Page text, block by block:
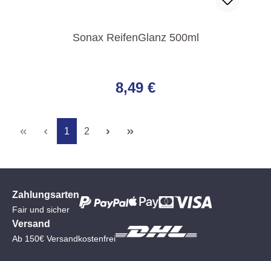
Sonax ReifenGlanz 500ml
8,49 €
Seite
1 Seite
2
Zahlungsarten
Fair und sicher
Versand
Ab 150€ Versandkostenfrei